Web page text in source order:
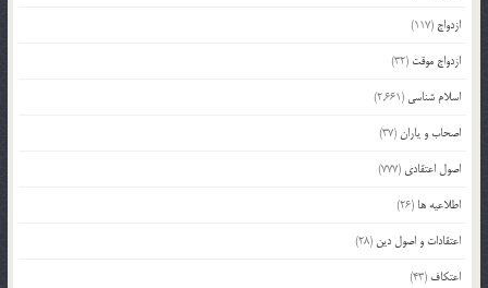
ازدواج (117)
ازدواج موقت (32)
اسلام شناسی (2,661)
اصحاب و یاران(37)
اصول اعتقادی (777)
اطلاعیه ها (26)
اعتقادات و اصول دین (28)
اعتکاف (43)